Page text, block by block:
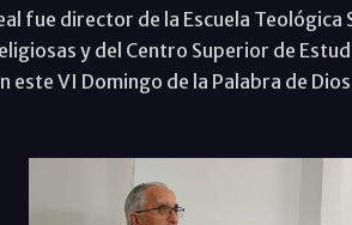
fue director de la Escuela
y del Centro Superior de
este VI Domingo de la Palabra de